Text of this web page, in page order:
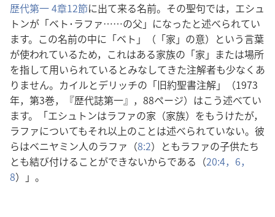
る
開
く）
歴代第一 4章12節に出て来る名前。その聖句では，エシュ
トンが「ベト･ラファ……の父」になったと述べられてい
ます。この名前の中に「ベト」（「家」の意）という言葉
が使われているため，これはある家族の「家」または場所
を指して用いられているとみなしてきた注解者も少なくあ
りません。カイルとデリッチの「旧約聖書注解」（1973
年，第3巻，『歴代誌第一』，88ページ）はこう述べてい
ます。「エシュトンはラファの家（家族）をもうけたが，
ラファについてもそれ以上のことは述べられていない。彼
らはベニヤミン人のラファ（8:2）ともラファの子供たち
とも結び付けることができないからである（20:4， 6，
8）」。